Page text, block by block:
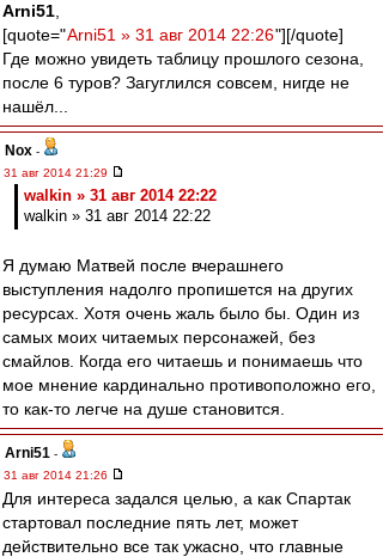
Arni51
[quote="Arni51 » 31 авг 2014 22:26"][/quote]
Где можно увидеть таблицу прошлого сезона,
после 6 туров? Загуглился совсем, нигде не
нашёл...
Nox -
31 авг 2014 21:29
walkin » 31 авг 2014 22:22
walkin » 31 авг 2014 22:22
Я думаю Матвей после вчерашнего
выступления надолго пропишется на других
ресурсах. Хотя очень жаль было бы. Один из
самых моих читаемых персонажей, без
смайлов. Когда его читаешь и понимаешь что
мое мнение кардинально противоположно его,
то как-то легче на душе становится.
Arni51 -
31 авг 2014 21:26
Для интереса задался целью, а как Спартак
стартовал последние пять лет, может
действительно все так ужасно, что главные